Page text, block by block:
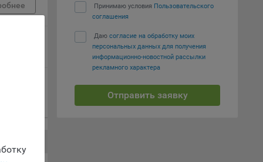
Принимаю условия Пользовательского
соглашения
Даю согласие на обработку моих
персональных данных для получения
информационно-новостной рассылки
рекламного характера
Отправить заявку